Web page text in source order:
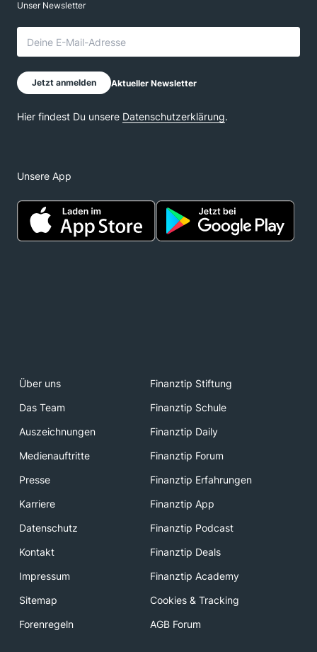
Unsere App
Über uns
Finanztip Stiftung
Das Team
Finanztip Schule
Auszeichnungen
Finanztip Daily
Medienauftritte
Finanztip Forum
Presse
Finanztip Erfahrungen
Karriere
Finanztip App
Datenschutz
Finanztip Podcast
Kontakt
Finanztip Deals
Impressum
Finanztip Academy
Sitemap
Cookies & Tracking
Forenregeln
AGB Forum